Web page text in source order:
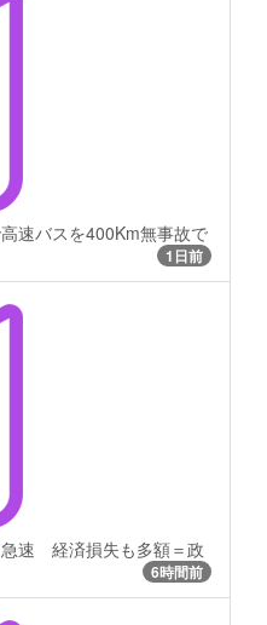
速バスを400Km無事故で
1日前
速 経済損失も多額＝政
6時間前